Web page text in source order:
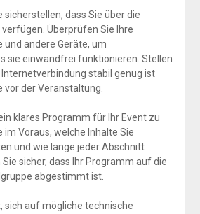
sicherstellen, dass Sie über die
Überprüfen Sie Ihre
und andere Geräte, um
sie einwandfrei funktionieren. Stellen
Internetverbindung stabil genug ist
vor der Veranstaltung.
klares Programm für Ihr Event zu
im Voraus, welche Inhalte Sie
und wie lange jeder Abschnitt
sicher, dass Ihr Programm auf die
abgestimmt ist.
sich auf mögliche technische